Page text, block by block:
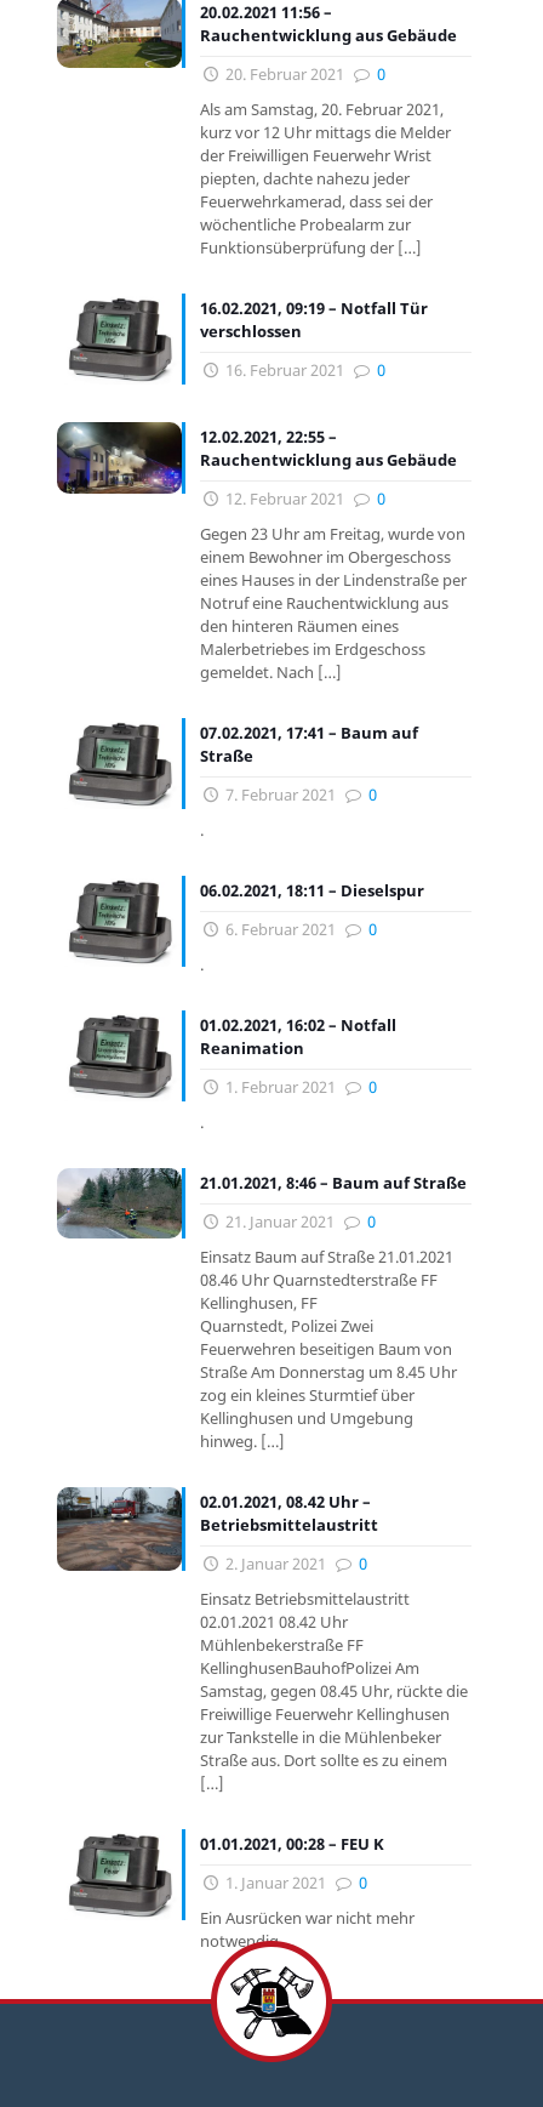
20.02.2021 11:56 –
Rauchentwicklung aus Gebäude
20. Februar 2021
0
Als am Samstag, 20. Februar 2021,
kurz vor 12 Uhr mittags die Melder
der Freiwilligen Feuerwehr Wrist
piepten, dachte nahezu jeder
Feuerwehrkamerad, dass sei der
wöchentliche Probealarm zur
Funktionsüberprüfung der […]
16.02.2021, 09:19 – Notfall Tür
verschlossen
16. Februar 2021
0
12.02.2021, 22:55 –
Rauchentwicklung aus Gebäude
12. Februar 2021
0
Gegen 23 Uhr am Freitag, wurde von
einem Bewohner im Obergeschoss
eines Hauses in der Lindenstraße per
Notruf eine Rauchentwicklung aus
den hinteren Räumen eines
Malerbetriebes im Erdgeschoss
gemeldet. Nach […]
07.02.2021, 17:41 – Baum auf
Straße
7. Februar 2021
0
.
06.02.2021, 18:11 – Dieselspur
6. Februar 2021
0
.
01.02.2021, 16:02 – Notfall
Reanimation
1. Februar 2021
0
.
21.01.2021, 8:46 – Baum auf Straße
21. Januar 2021
0
Einsatz Baum auf Straße 21.01.2021
08.46 Uhr Quarnstedterstraße FF
Kellinghusen, FF
Quarnstedt, Polizei Zwei
Feuerwehren beseitigen Baum von
Straße Am Donnerstag um 8.45 Uhr
zog ein kleines Sturmtief über
Kellinghusen und Umgebung
hinweg. […]
02.01.2021, 08.42 Uhr –
Betriebsmittelaustritt
2. Januar 2021
0
Einsatz Betriebsmittelaustritt
02.01.2021 08.42 Uhr
Mühlenbekerstraße FF
KellinghusenBauhofPolizei Am
Samstag, gegen 08.45 Uhr, rückte die
Freiwillige Feuerwehr Kellinghusen
zur Tankstelle in die Mühlenbeker
Straße aus. Dort sollte es zu einem
[…]
01.01.2021, 00:28 – FEU K
1. Januar 2021
0
Ein Ausrücken war nicht mehr
notwendig….